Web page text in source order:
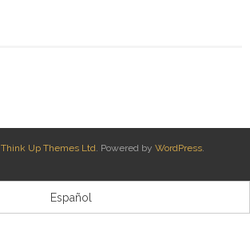
Think Up Themes Ltd. Powered by WordPress.
Español